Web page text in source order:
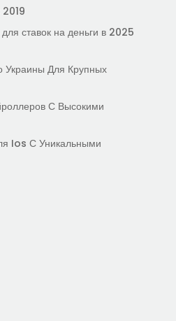
ставок на деньги в 2025
Украины Для Крупных
С Высокими
Ios С Уникальными